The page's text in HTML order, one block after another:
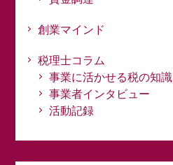
創業マインド
税理士コラム
事業に活かせる税の知識
事業者インタビュー
活動記録